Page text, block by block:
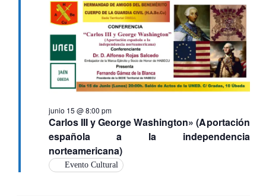
Carlos III y George Washington» (Aportación
española a la independencia
norteamericana)
junio 15 @ 8:00 pm
Evento Cultural